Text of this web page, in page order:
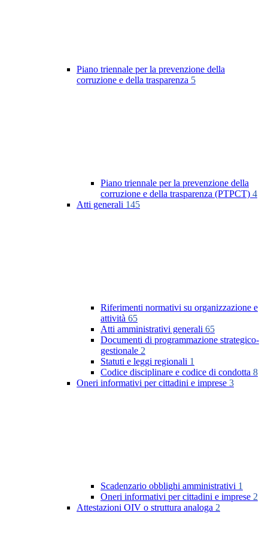
Piano triennale per la prevenzione della
corruzione e della trasparenza 5
Piano triennale per la prevenzione della
corruzione e della trasparenza (PTPCT) 4
Atti generali 145
Riferimenti normativi su organizzazione e
attività 65
Atti amministrativi generali 65
Documenti di programmazione strategico-
gestionale 2
Statuti e leggi regionali 1
Codice disciplinare e codice di condotta 8
Oneri informativi per cittadini e imprese 3
Scadenzario obblighi amministrativi 1
Oneri informativi per cittadini e imprese 2
Attestazioni OIV o struttura analoga 2